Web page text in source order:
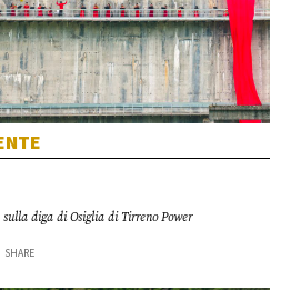
diga di Osiglia di Tirreno Power
SHARE